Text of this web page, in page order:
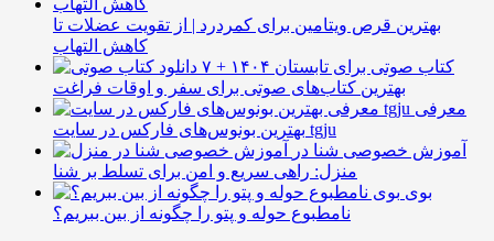
بهترین قرص ویتامین برای کمردرد | از تقویت عضلات تا
کاهش التهاب
۷ کتاب صوتی برای تابستان ۱۴۰۴ +
بهترین کتاب‌های صوتی برای سفر و اوقات فراغت
معرفی
بهترین بونوس‌های فارکس در سایت tgju
آموزش خصوصی شنا در
منزل: راهی سریع و امن برای تسلط بر شنا
بوی
نامطبوع حوله و پتو را چگونه از بین ببریم؟